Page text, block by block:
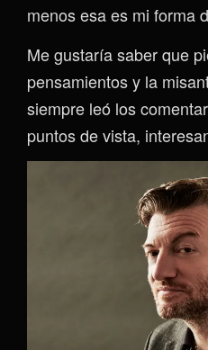
menos esa es mi forma
Me gustaría saber que
pensamientos y la
siempre leó los
puntos de vista,